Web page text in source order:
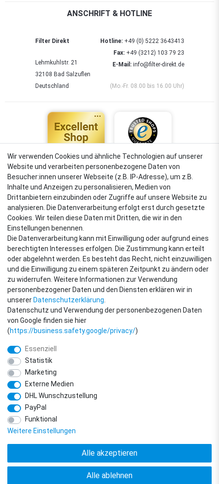
ANSCHRIFT & HOTLINE
Filter Direkt
Lehmkuhlstr. 21
32108 Bad Salzuflen
Deutschland
Hotline:+49 (0) 5222 3643413
Fax:+49 (3212) 103 79 23
E-Mail:info@filter-direkt.de
(Mo.-Fr. 08.00 bis 16.00 Uhr)
4,88
Sehr gut
VERSANDARTEN
ZAHLUNGSARTEN
© Copyright 2018 - 2026 filter-direkt. Alle Rechte vorbehalten. / *Alle Preise
verstehen sich inkl. MwSt. und zzgl. Versandkosten.
Wir verwenden Cookies und ähnliche Technologien auf unserer
Website und verarbeiten personenbezogene Daten von
Besucher:innen unserer Webseite (z.B. IP-Adresse), um z.B.
Inhalte und Anzeigen zu personalisieren, Medien von
Drittanbietern einzubinden oder Zugriffe auf unsere Website zu
analysieren. Die Datenverarbeitung erfolgt erst durch gesetzte
Cookies. Wir teilen diese Daten mit Dritten, die wir in den
Einstellungen benennen.
Die Datenverarbeitung kann mit Einwilligung oder aufgrund eines
berechtigten Interesses erfolgen. Die Zustimmung kann erteilt
oder abgelehnt werden. Es besteht das Recht, nicht einzuwilligen
und die Einwilligung zu einem späteren Zeitpunkt zu ändern oder
zu widerrufen. Weitere Informationen zur Verwendung
personenbezogener Daten und den Diensten erklären wir in
unserer Daten­schutz­erklärung
Datenschutz und Verwendung der personenbezogenen Daten
von Google finden sie hier
(https://business.safety.google/privacy/)
Essenziell
Statistik
Marketing
Externe Medien
DHL Wunschzustellung
PayPal
Funktional
Weitere Einstellungen
Alle akzeptieren
Alle ablehnen